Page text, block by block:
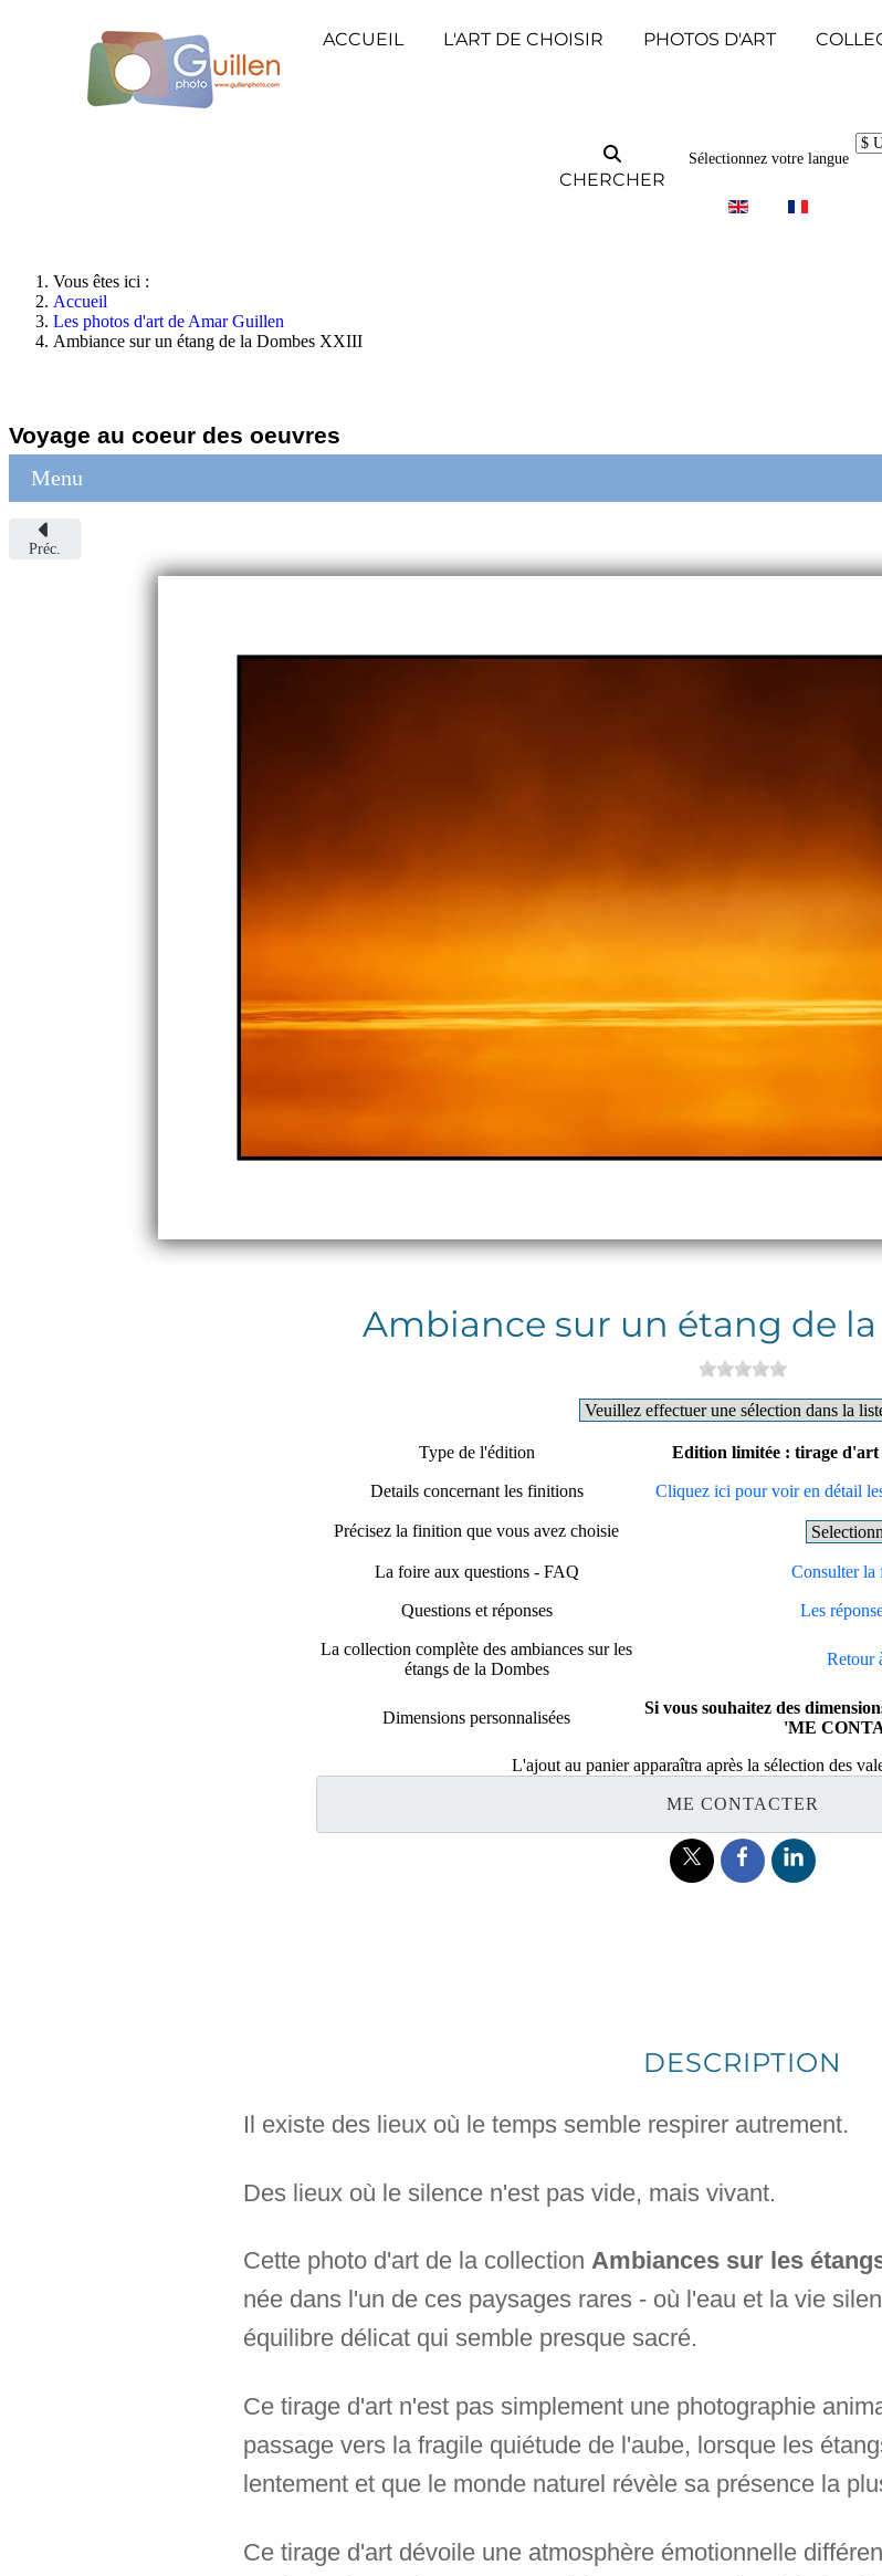
ACCUEIL L'ART DE CHOISIR PHOTOS D'ART
CHERCHER
Sélectionnez votre langue
Vous êtes ici :
Accueil
Les photos d'art de Amar Guillen
Ambiance sur un étang de la Dombes XXIII
Voyage au coeur des oeuvres
Menu
Préc.
Ambiance sur un étang de la
Type de l'édition Edition limitée : tirage d'art
Details concernant les finitions Cliquez ici pour voir en détail
Précisez la finition que vous avez choisie
La foire aux questions - FAQ Consulter la
Questions et réponses Les
La collection complète des ambiances sur les
étangs de la Dombes
Retour
Dimensions personnalisées
Si vous souhaitez des
'ME
L'ajout au panier apparaîtra après la sélection des
ME CONTACTER
DESCRIPTION
Il existe des lieux où le temps semble respirer autrement.
Des lieux où le silence n'est pas vide, mais vivant.
Cette photo d'art de la collection Ambiances sur les
née dans l'un de ces paysages rares - où l'eau et la vie
équilibre délicat qui semble presque sacré.
Ce tirage d'art n'est pas simplement une photographie
passage vers la fragile quiétude de l'aube, lorsque les
lentement et que le monde naturel révèle sa présence la
Ce tirage d'art dévoile une atmosphère émotionnelle